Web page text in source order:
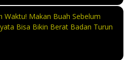
Waktu! Makan Buah Sebelum
Bisa Bikin Berat Badan Turun